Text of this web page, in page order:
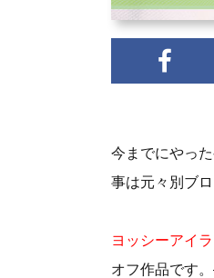
今までにやっ
事は元々別ブ
ヨッシーアイ
オフ作品です。